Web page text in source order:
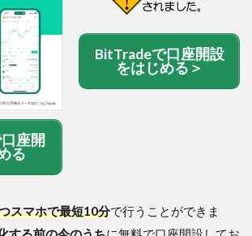
座開
る
BitTradeで口座開設
をはじめる＞
スマホで最短10分で行うことができま